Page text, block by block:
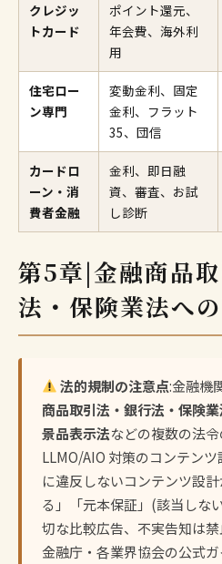
クレジッ
トカード
ポイント還元、
年会費、海外利
用
住宅ロー
ン専門
変動金利、固定
金利、フラット
35、団信
カードロ
ーン・消
費者金融
金利、即日融
資、審査、お試
し診断
第5章|金融商品
法・保険業法へ
法的規制の注意点:金融機
商品取引法・銀行法・保険
景品表示法などの複数の法令
LLMO/AIO 対策のコンテン
に違反しないコンテンツ設
る」「元本保証」(該当しな
切な比較広告、不実告知は
金融庁・各業界協会の公式